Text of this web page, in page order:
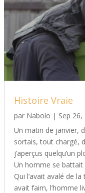
Histoire Vraie
par Nabolo | Sep 26,
Un matin de janvier,
sortais, tout chargé,
j’aperçus quelqu’un
Un homme se
Qui l’avait avalé de
avait faim, l’homme